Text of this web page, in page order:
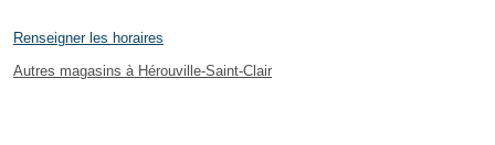
Renseigner les horaires
Autres magasins à Hérouville-Saint-Clair